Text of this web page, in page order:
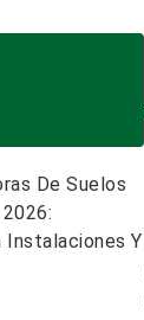
De Suelos
Instalaciones Y